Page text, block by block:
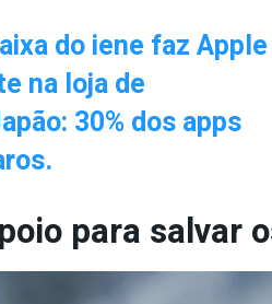
do iene faz Apple
na loja de
30% dos apps
para salvar